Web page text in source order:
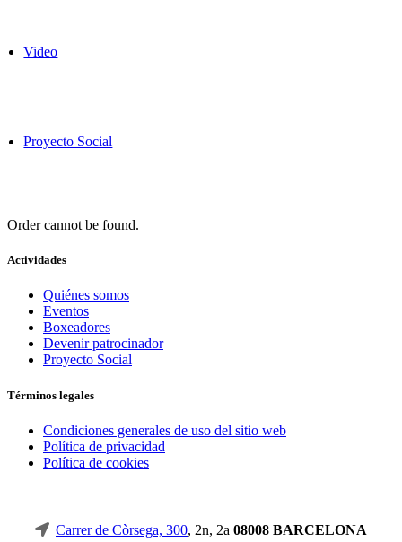
Video
Proyecto Social
Order cannot be found.
Actividades
Quiénes somos
Eventos
Boxeadores
Devenir patrocinador
Proyecto Social
Términos legales
Condiciones generales de uso del sitio web
Política de privacidad
Política de cookies
Carrer de Còrsega, 300, 2n, 2a 08008 BARCELONA